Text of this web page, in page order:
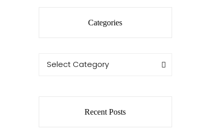
Categories
Categories
Select Category
Categories
Recent Posts